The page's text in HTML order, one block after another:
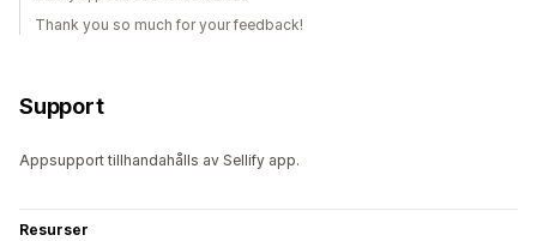
Thank you so much for your feedback!
Support
Appsupport tillhandahålls av Sellify app.
Resurser